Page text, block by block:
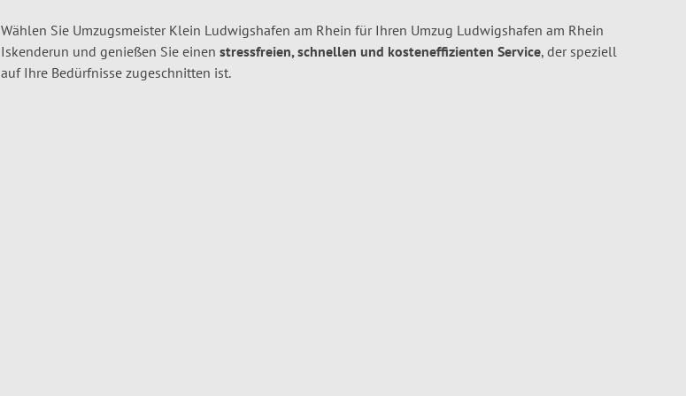
Wählen Sie Umzugsmeister Klein Ludwigshafen am Rhein für Ihren Umzug Ludwigshafen am Rhein
Iskenderun und genießen Sie einen stressfreien, schnellen und kosteneffizienten Service, der speziell
auf Ihre Bedürfnisse zugeschnitten ist.